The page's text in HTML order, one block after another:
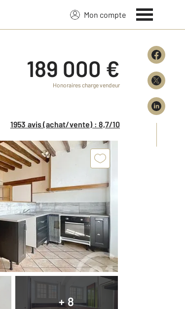
Mon compte
189 000 €
Honoraires charge vendeur
1953 avis (achat/vente) : 8,7/10
+ 8